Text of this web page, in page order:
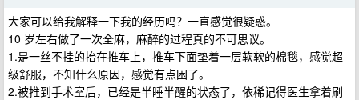
大家可以给我解释一下我的经历吗？一直感觉很疑惑。
10 岁左右做了一次全麻，麻醉的过程真的不可思议。
1.是一丝不挂的抬在推车上，推车下面垫着一层软软的棉毯，感觉超
级舒服，不知什么原因，感觉有点困了。
2.被推到手术室后，已经是半睡半醒的状态了，依稀记得医生拿着刷